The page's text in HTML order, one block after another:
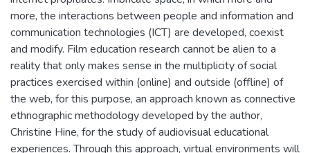
more, the interactions between people and information and
communication technologies (ICT) are developed, coexist
and modify. Film education research cannot be alien to a
reality that only makes sense in the multiplicity of social
practices exercised within (online) and outside (offline) of
the web, for this purpose, an approach known as connective
ethnographic methodology developed by the author,
Christine Hine, for the study of audiovisual educational
experiences. Through this approach, virtual environments will